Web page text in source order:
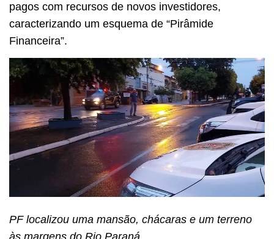
pagos com recursos de novos investidores,
caracterizando um esquema de “Pirâmide
Financeira”.
PF localizou uma mansão, chácaras e um terreno
às margens do Rio Paraná